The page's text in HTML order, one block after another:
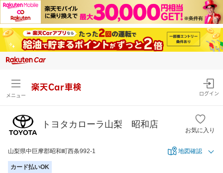
メニュー
楽天Car車検
ログイン
トヨタカローラ山梨 昭和店
お気に入り
山梨県中巨摩郡昭和町西条992-1 地図確認
カード払いOK